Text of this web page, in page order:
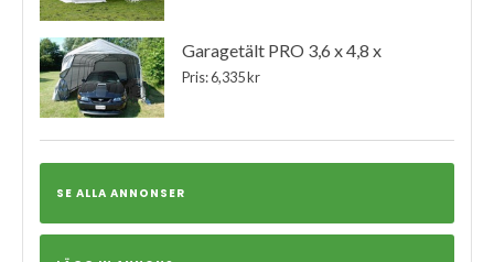
Garagetält PRO 3,6 x 4,8 x
Pris: 6,335 kr
SE ALLA ANNONSER